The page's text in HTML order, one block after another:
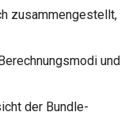
zusammengestellt,
und
der Bundle-